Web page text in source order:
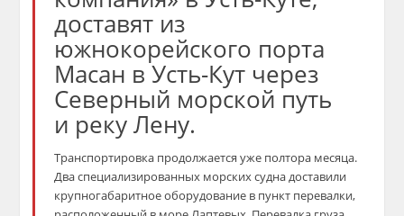
доставят из
южнокорейского порта
Масан в Усть-Кут через
Северный морской путь
и реку Лену.
Транспортировка продолжается уже полтора месяца.
Два специализированных морских судна доставили
крупногабаритное оборудование в пункт перевалки,